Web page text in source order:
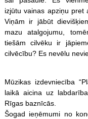
izjūtu vainas apziņu pret
Viņām ir jābūt
mazu atalgojumu,
tiešām cilvēku ir
cilvēcību? Es nevēlu
Mūzikas izdevniecība
laikā aicina uz
Rīgas baznīcās.
Šogad ieņēmumi no